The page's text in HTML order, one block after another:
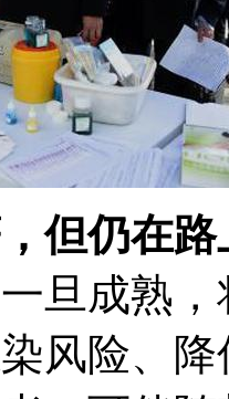
但仍在路
旦成熟
风险、